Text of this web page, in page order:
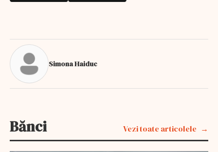
Simona Haiduc
Bănci Vezi toate articolele